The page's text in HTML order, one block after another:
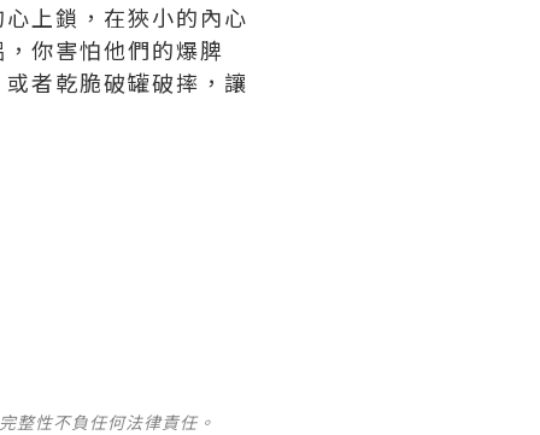
上鎖，在狹小的內心
你害怕他們的爆脾
者乾脆破罐破摔，讓
整性不負任何法律責任。